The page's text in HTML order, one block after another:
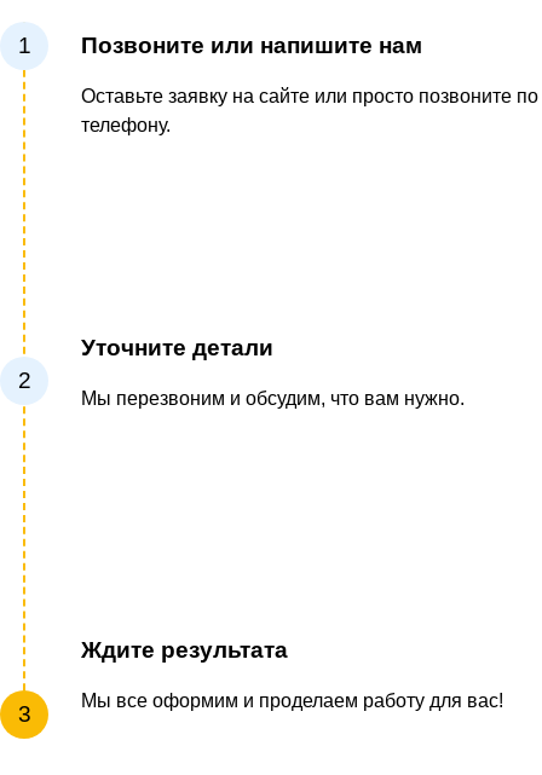
1
2
3
Позвоните или напишите нам
Оставьте заявку на сайте или просто позвоните по
телефону.
Уточните детали
Мы перезвоним и обсудим, что вам нужно.
Ждите результата
Мы все оформим и проделаем работу для вас!